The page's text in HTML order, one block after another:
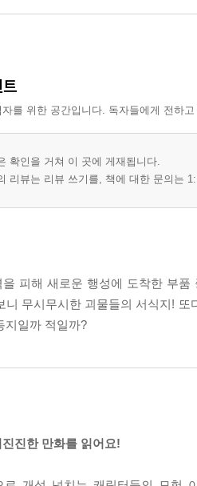
를 위한 공간입니다. 독자들에게 전하
확인을 거쳐 이 곳에 게재됩니다.
리뷰는 리뷰 쓰기를, 책에 대한 문의는
을 피해 새로운 행성에 도착한 부
니 무시무시한 괴물들의 서식지!
지일까 적일까?
진한 만화를 읽어요!